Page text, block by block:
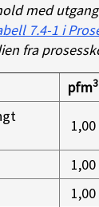
med
7.4-1 i
fra
pfm3
1,00
1,00
1,00